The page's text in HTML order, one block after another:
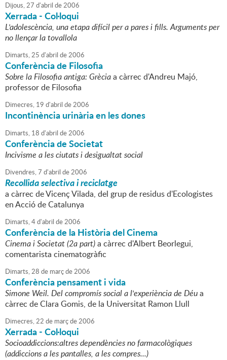
Dijous,27 d'abril de2006
Xerrada - Col·loqui
L'adolescència, una etapa difícil per a pares i fills. Arguments per
no llençar la tovallola
Dimarts,25 d'abril de2006
Conferència de Filosofia
Sobre la Filosofia antiga: Grèciaa càrrec d'Andreu Majó,
professor de Filosofia
Dimecres, 19 d'abril de2006
Incontinència urinària en les dones
Dimarts, 18 d'abril de2006
Conferència de Societat
Incivisme a les ciutats i desigualtat social
Divendres,7 d'abril de2006
Recollida selectiva i reciclatge
a càrrec de Vicenç Vilada, del grup de residus d'Ecologistes
en Acció de Catalunya
Dimarts,4d'abril de2006
Conferència de la Història del Cinema
Cinema i Societat (2a part)a càrrec d'Albert Beorlegui,
comentarista cinematogràfic
Dimarts,28 de marçde2006
Conferència pensament i vida
Simone Weil. Del compromís social a l'experiència de Déua
càrrec de Clara Gomis, de la Universitat Ramon Llull
Dimecres,22 de marçde2006
Xerrada - Col·loqui
Socioaddiccions:altres dependències no farmacològiques
(addiccions a les pantalles, a les compres...)